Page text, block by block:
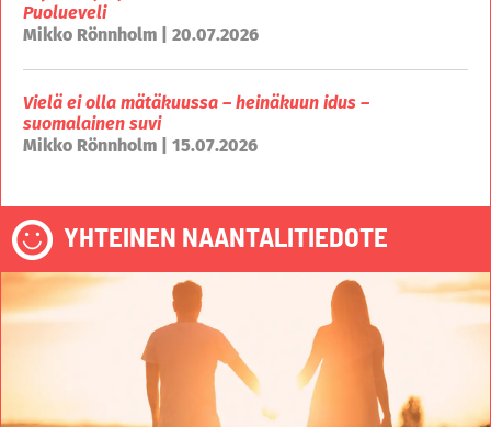
Puolueveli
Mikko Rönnholm | 20.07.2026
Vielä ei olla mätäkuussa – heinäkuun idus –
suomalainen suvi
Mikko Rönnholm | 15.07.2026
YHTEINEN NAANTALITIEDOTE